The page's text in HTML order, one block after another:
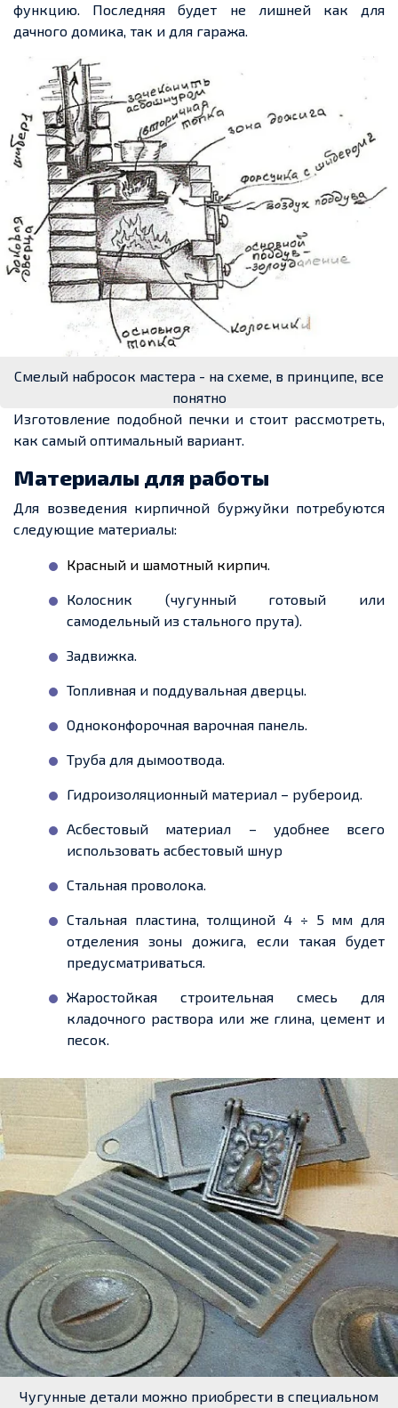
функцию. Последняя будет не лишней как для
дачного домика, так и для гаража.
Смелый набросок мастера - на схеме, в принципе, все
понятно
Изготовление подобной печки и стоит рассмотреть,
как самый оптимальный вариант.
Материалы для работы
Для возведения кирпичной буржуйки потребуются
следующие материалы:
Красный и шамотный кирпич.
Колосник (чугунный готовый или
самодельный из стального прута).
Задвижка.
Топливная и поддувальная дверцы.
Одноконфорочная варочная панель.
Труба для дымоотвода.
Гидроизоляционный материал – рубероид.
Асбестовый материал – удобнее всего
использовать асбестовый шнур
Стальная проволока.
Стальная пластина, толщиной 4 ÷ 5 мм для
отделения зоны дожига, если такая будет
предусматриваться.
Жаростойкая строительная смесь для
кладочного раствора или же глина, цемент и
песок.
Чугунные детали можно приобрести в специальном